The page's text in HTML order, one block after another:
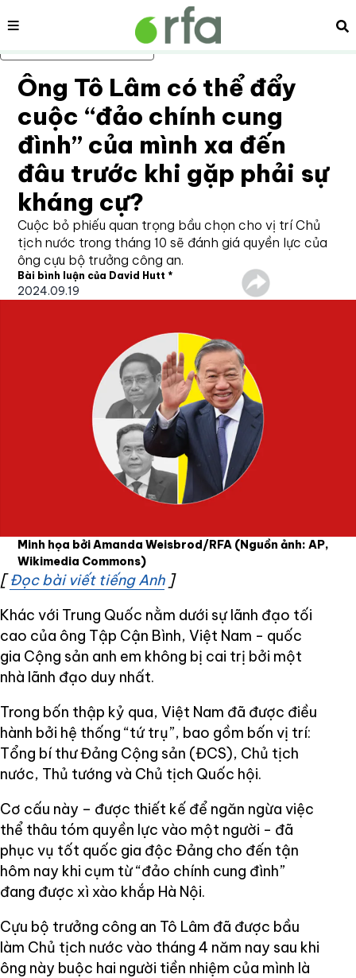
Bỏ qua nội dung chính
Nội dung
Ông Tô Lâm có thể đẩy
cuộc “đảo chính cung
đình” của mình xa đến
đâu trước khi gặp phải sự
kháng cự?
Cuộc bỏ phiếu quan trọng bầu chọn cho vị trí Chủ
tịch nước trong tháng 10 sẽ đánh giá quyền lực của
ông cựu bộ trưởng công an.
Bài bình luận của David Hutt *
2024.09.19
Minh họa bởi Amanda Weisbrod/RFA (Nguồn ảnh: AP,
Wikimedia Commons)
[Đọc bài viết tiếng AnhOpens in new window
]
Khác với Trung Quốc nằm dưới sự lãnh đạo tối
cao của ông Tập Cận Bình, Việt Nam - quốc
gia Cộng sản anh em không bị cai trị bởi một
nhà lãnh đạo duy nhất.
Trong bốn thập kỷ qua, Việt Nam đã được điều
hành bởi hệ thống “tứ trụ”, bao gồm bốn vị trí:
Tổng bí thư Đảng Cộng sản (ĐCS), Chủ tịch
nước, Thủ tướng và Chủ tịch Quốc hội.
Cơ cấu này – được thiết kế để ngăn ngừa việc
thể thâu tóm quyền lực vào một người - đã
phục vụ tốt quốc gia độc Đảng cho đến tận
hôm nay khi cụm từ “đảo chính cung đình”
đang được xì xào khắp Hà Nội.
Cựu bộ trưởng công an Tô Lâm đã được bầu
làm Chủ tịch nước vào tháng 4 năm nay sau khi
ông này buộc hai người tiền nhiệm của mình là